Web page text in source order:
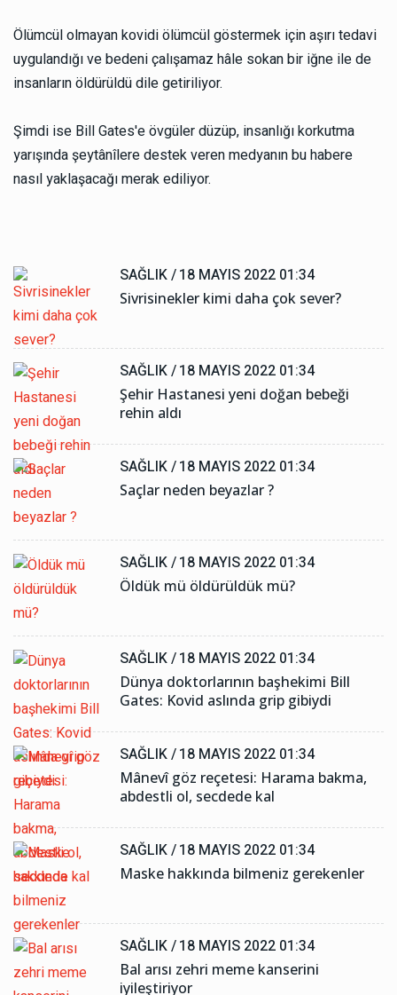
Ölümcül olmayan kovidi ölümcül göstermek için aşırı tedavi
uygulandığı ve bedeni çalışamaz hâle sokan bir iğne ile de
insanların öldürüldü dile getiriliyor.
Şimdi ise Bill Gates'e övgüler düzüp, insanlığı korkutma
yarışında şeytânîlere destek veren medyanın bu habere
nasıl yaklaşacağı merak ediliyor.
SAĞLIK /18 MAYIS 2022 01:34
Sivrisinekler kimi daha çok sever?
SAĞLIK /18 MAYIS 2022 01:34
Şehir Hastanesi yeni doğan bebeği
rehin aldı
SAĞLIK /18 MAYIS 2022 01:34
Saçlar neden beyazlar ?
SAĞLIK /18 MAYIS 2022 01:34
Öldük mü öldürüldük mü?
SAĞLIK /18 MAYIS 2022 01:34
Dünya doktorlarının başhekimi Bill
Gates: Kovid aslında grip gibiydi
SAĞLIK /18 MAYIS 2022 01:34
Mânevî göz reçetesi: Harama bakma,
abdestli ol, secdede kal
SAĞLIK /18 MAYIS 2022 01:34
Maske hakkında bilmeniz gerekenler
SAĞLIK /18 MAYIS 2022 01:34
Bal arısı zehri meme kanserini
iyileştiriyor